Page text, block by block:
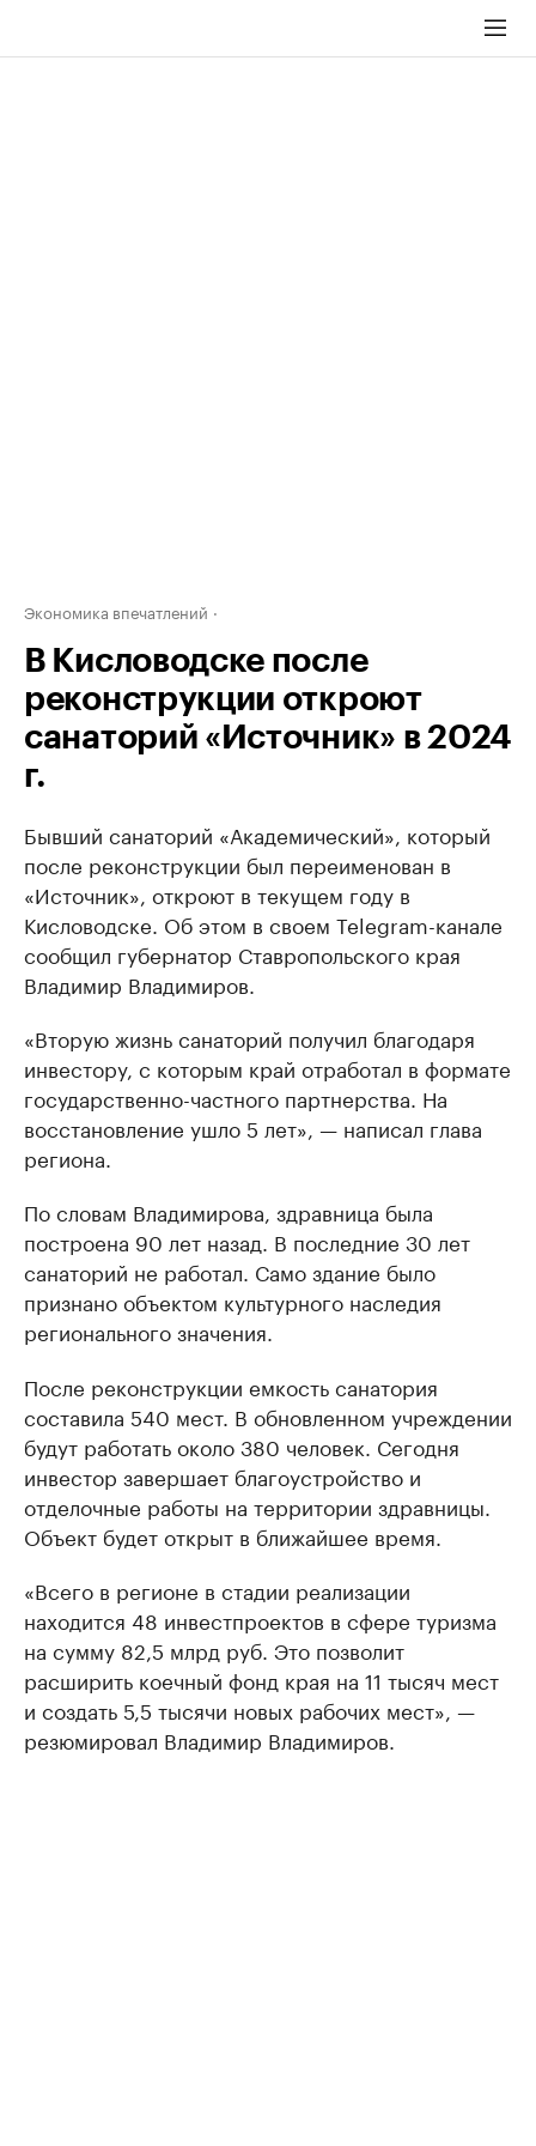
Экономика впечатлений
В Кисловодске после
реконструкции откроют
санаторий «Источник» в 2024
г.
Бывший санаторий «Академический», который
после реконструкции был переименован в
«Источник», откроют в текущем году в
Кисловодске. Об этом в своем Telegram-канале
сообщил губернатор Ставропольского края
Владимир Владимиров.
«Вторую жизнь санаторий получил благодаря
инвестору, с которым край отработал в формате
государственно-частного партнерства. На
восстановление ушло 5 лет», — написал глава
региона.
По словам Владимирова, здравница была
построена 90 лет назад. В последние 30 лет
санаторий не работал. Само здание было
признано объектом культурного наследия
регионального значения.
После реконструкции емкость санатория
составила 540 мест. В обновленном учреждении
будут работать около 380 человек. Сегодня
инвестор завершает благоустройство и
отделочные работы на территории здравницы.
Объект будет открыт в ближайшее время.
«Всего в регионе в стадии реализации
находится 48 инвестпроектов в сфере туризма
на сумму 82,5 млрд руб. Это позволит
расширить коечный фонд края на 11 тысяч мест
и создать 5,5 тысячи новых рабочих мест», —
резюмировал Владимир Владимиров.